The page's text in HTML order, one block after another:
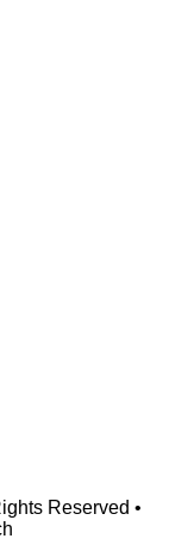
Reserved •